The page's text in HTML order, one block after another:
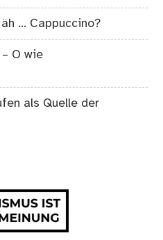
… Cappuccino?
O wie
als Quelle der